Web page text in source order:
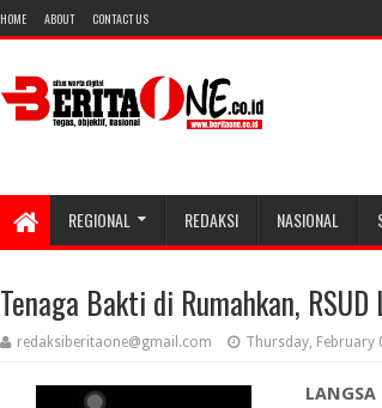
HOME ABOUT CONTACT US
REGIONAL REDAKSI NASIONAL
Tenaga Bakti di Rumahkan,
redaksiberitaone@gmail.com Thursday, February
LANGSA